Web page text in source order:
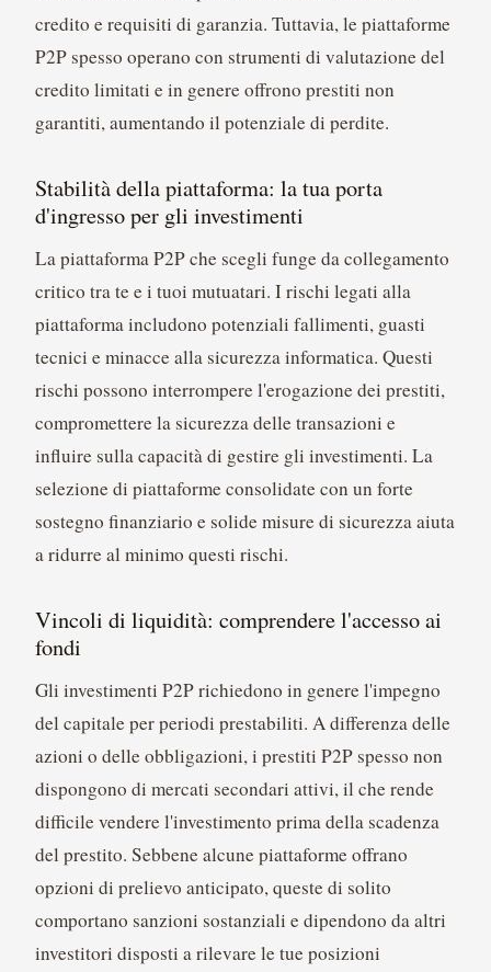
credito e requisiti di garanzia. Tuttavia, le piattaforme
P2P spesso operano con strumenti di valutazione del
credito limitati e in genere offrono prestiti non
garantiti, aumentando il potenziale di perdite.
Stabilità della piattaforma: la tua porta
d'ingresso per gli investimenti
La piattaforma P2P che scegli funge da collegamento
critico tra te e i tuoi mutuatari. I rischi legati alla
piattaforma includono potenziali fallimenti, guasti
tecnici e minacce alla sicurezza informatica. Questi
rischi possono interrompere l'erogazione dei prestiti,
compromettere la sicurezza delle transazioni e
influire sulla capacità di gestire gli investimenti. La
selezione di piattaforme consolidate con un forte
sostegno finanziario e solide misure di sicurezza aiuta
a ridurre al minimo questi rischi.
Vincoli di liquidità: comprendere l'accesso ai
fondi
Gli investimenti P2P richiedono in genere l'impegno
del capitale per periodi prestabiliti. A differenza delle
azioni o delle obbligazioni, i prestiti P2P spesso non
dispongono di mercati secondari attivi, il che rende
difficile vendere l'investimento prima della scadenza
del prestito. Sebbene alcune piattaforme offrano
opzioni di prelievo anticipato, queste di solito
comportano sanzioni sostanziali e dipendono da altri
investitori disposti a rilevare le tue posizioni